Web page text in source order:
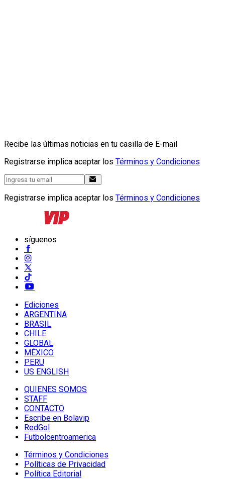
Recibe las últimas noticias en tu casilla de E-mail
Registrarse implica aceptar los Términos y Condiciones
Registrarse implica aceptar los Términos y Condiciones
síguenos
Ediciones
ARGENTINA
BRASIL
CHILE
GLOBAL
MÉXICO
PERU
US ENGLISH
QUIENES SOMOS
STAFF
CONTACTO
Escribe en Bolavip
RedGol
Futbolcentroamerica
Términos y Condiciones
Políticas de Privacidad
Política Editorial